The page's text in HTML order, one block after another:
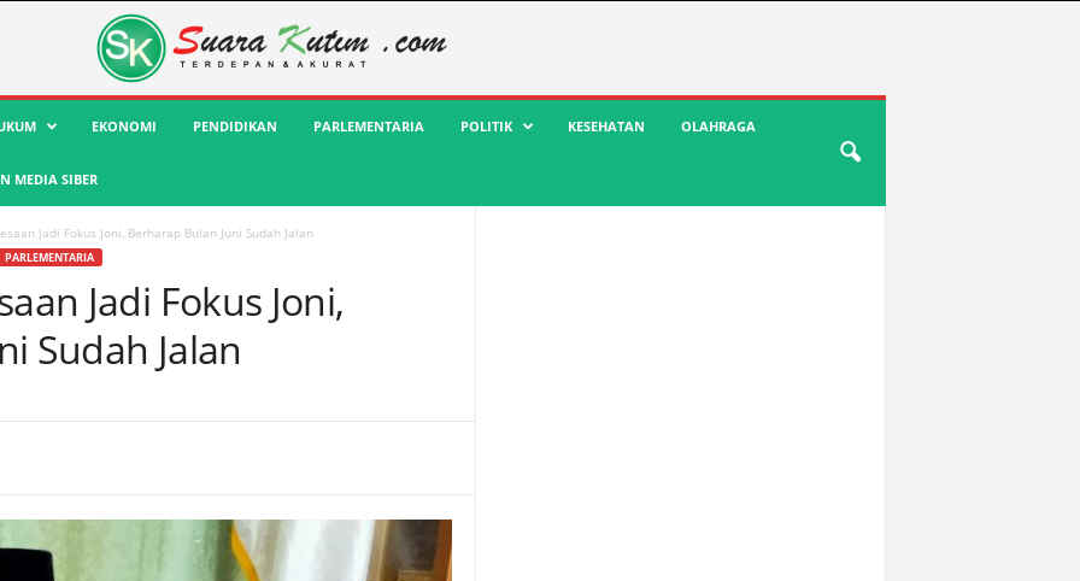
EKONOMI PENDIDIKAN PARLEMENTARIA POLITIK KESEHATAN OLAHRAGA
MEDIA SIBER
Jadi Fokus Joni, Berharap Bulan Juni Sudah Jalan
PARLEMENTARIA
Jadi Fokus Joni,
Sudah Jalan